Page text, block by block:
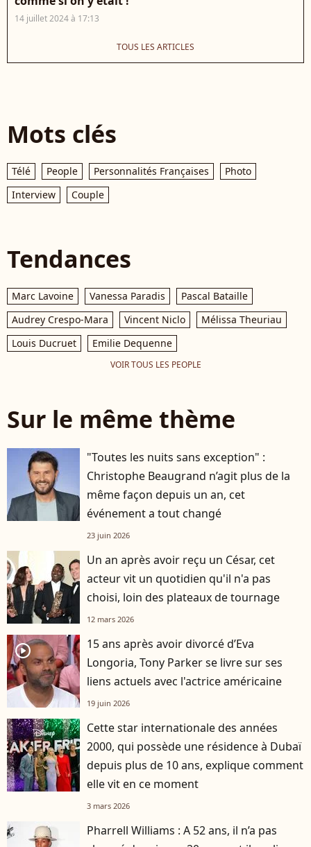
14 juillet 2024 à 17:13
TOUS LES ARTICLES
Mots clés
Télé People Personnalités Françaises
Photo
Interview
Couple
Tendances
Marc Lavoine Vanessa Paradis
Pascal Bataille
Audrey Crespo-Mara
Vincent Niclo
Mélissa Theuriau
Louis Ducruet
Emilie Dequenne
VOIR TOUS LES PEOPLE
Sur le même thème
"Toutes les nuits sans exception" :
Christophe Beaugrand n’agit plus de la
même façon depuis un an, cet
événement a tout changé
23 juin 2026
Un an après avoir reçu un César, cet
acteur vit un quotidien qu'il n'a pas
choisi, loin des plateaux de tournage
12 mars 2026
player2
15 ans après avoir divorcé d’Eva
Longoria, Tony Parker se livre sur ses
liens actuels avec l'actrice américaine
19 juin 2026
Cette star internationale des années
2000, qui possède une résidence à Dubaï
depuis plus de 10 ans, explique comment
elle vit en ce moment
3 mars 2026
Pharrell Williams : A 52 ans, il n’a pas